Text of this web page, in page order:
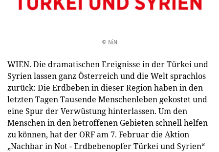
© NiN
WIEN. Die dramatischen Ereignisse in der Türkei und
Syrien lassen ganz Österreich und die Welt sprachlos
zurück: Die Erdbeben in dieser Region haben in den
letzten Tagen Tausende Menschenleben gekostet und
eine Spur der Verwüstung hinterlassen. Um den
Menschen in den betroffenen Gebieten schnell helfen
zu können, hat der ORF am 7. Februar die Aktion
„Nachbar in Not - Erdbebenopfer Türkei und Syrien“